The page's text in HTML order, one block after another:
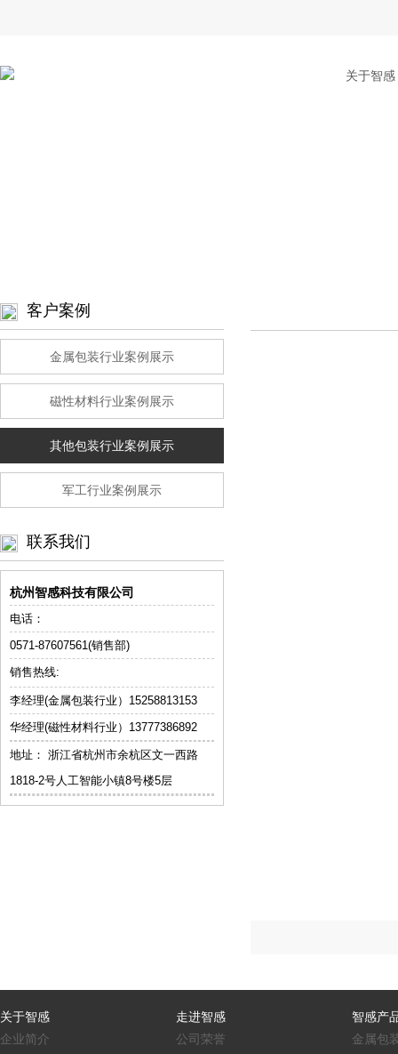
关于智感
客户案例
金属包装行业案例展示
磁性材料行业案例展示
其他包装行业案例展示
军工行业案例展示
联系我们
杭州智感科技有限公司
电话：
0571-87607561(销售部)
销售热线:
李经理(金属包装行业） 15258813153
华经理(磁性材料行业）13777386892
地址： 浙江省杭州市余杭区文一西路
1818-2号人工智能小镇8号楼5层
关于智感
企业简介
走进智感
公司荣誉
智感产
金属包